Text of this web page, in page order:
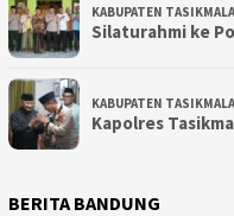
KABUPATEN
Silaturahmi ke
KABUPATEN
Kapolres
BERITA BANDUNG